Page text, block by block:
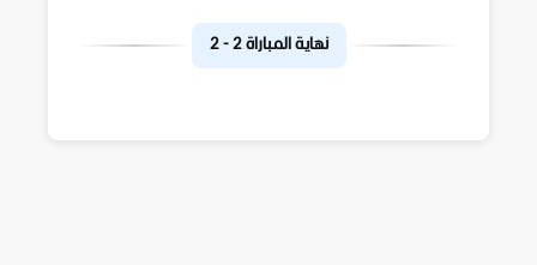
نهاية المباراة2
-
2